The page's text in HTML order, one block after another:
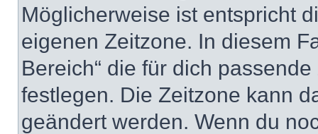
Möglicherweise ist entspricht
eigenen Zeitzone. In diesem
Bereich“ die für dich
festlegen. Die Zeitzone kann
geändert werden. Wenn du